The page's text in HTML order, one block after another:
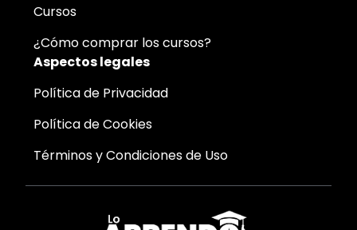
Cursos
¿Cómo comprar los cursos?
Aspectos legales
Política de Privacidad
Política de Cookies
Términos y Condiciones de Uso